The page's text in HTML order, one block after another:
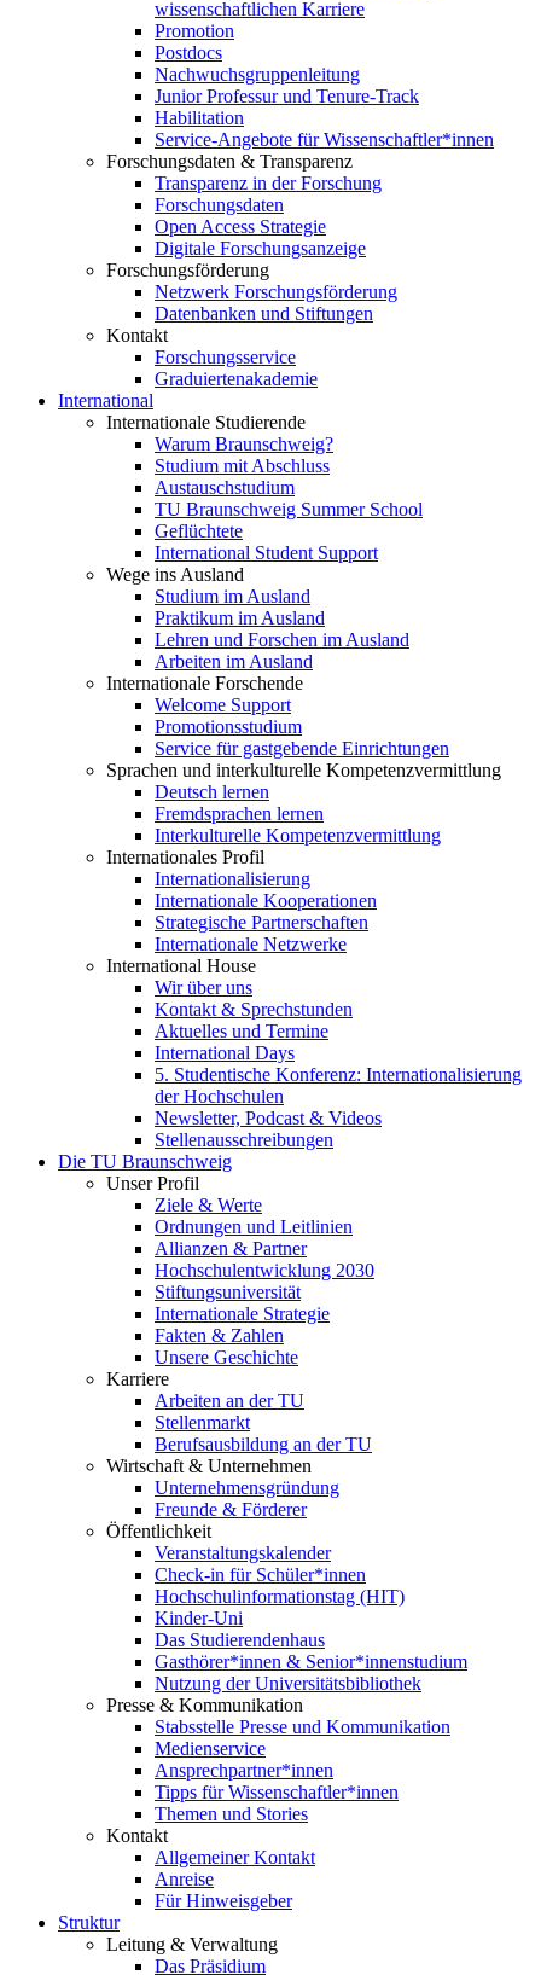
wissenschaftlichen Karriere
Promotion
Postdocs
Nachwuchsgruppenleitung
Junior Professur und Tenure-Track
Habilitation
Service-Angebote für Wissenschaftler*innen
Forschungsdaten & Transparenz
Transparenz in der Forschung
Forschungsdaten
Open Access Strategie
Digitale Forschungsanzeige
Forschungsförderung
Netzwerk Forschungsförderung
Datenbanken und Stiftungen
Kontakt
Forschungsservice
Graduiertenakademie
International
Internationale Studierende
Warum Braunschweig?
Studium mit Abschluss
Austauschstudium
TU Braunschweig Summer School
Geflüchtete
International Student Support
Wege ins Ausland
Studium im Ausland
Praktikum im Ausland
Lehren und Forschen im Ausland
Arbeiten im Ausland
Internationale Forschende
Welcome Support
Promotionsstudium
Service für gastgebende Einrichtungen
Sprachen und interkulturelle Kompetenzvermittlung
Deutsch lernen
Fremdsprachen lernen
Interkulturelle Kompetenzvermittlung
Internationales Profil
Internationalisierung
Internationale Kooperationen
Strategische Partnerschaften
Internationale Netzwerke
International House
Wir über uns
Kontakt & Sprechstunden
Aktuelles und Termine
International Days
5. Studentische Konferenz: Internationalisierung
der Hochschulen
Newsletter, Podcast & Videos
Stellenausschreibungen
Die TU Braunschweig
Unser Profil
Ziele & Werte
Ordnungen und Leitlinien
Allianzen & Partner
Hochschulentwicklung 2030
Stiftungsuniversität
Internationale Strategie
Fakten & Zahlen
Unsere Geschichte
Karriere
Arbeiten an der TU
Stellenmarkt
Berufsausbildung an der TU
Wirtschaft & Unternehmen
Unternehmensgründung
Freunde & Förderer
Öffentlichkeit
Veranstaltungskalender
Check-in für Schüler*innen
Hochschulinformationstag (HIT)
Kinder-Uni
Das Studierendenhaus
Gasthörer*innen & Senior*innenstudium
Nutzung der Universitätsbibliothek
Presse & Kommunikation
Stabsstelle Presse und Kommunikation
Medienservice
Ansprechpartner*innen
Tipps für Wissenschaftler*innen
Themen und Stories
Kontakt
Allgemeiner Kontakt
Anreise
Für Hinweisgeber
Struktur
Leitung & Verwaltung
Das Präsidium